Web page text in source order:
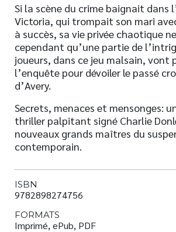
Si la scène du crime baignait dans
Victoria, qui trompait son mari
à succès, sa vie privée chaotique
cependant qu’une partie de
joueurs, dans ce jeu malsain, vont
l’enquête pour dévoiler le passé
d’Avery.
Secrets, menaces et mensonges:
thriller palpitant signé Charlie
nouveaux grands maîtres du
contemporain.
ISBN
9782898274756
FORMATS
Imprimé, ePub, PDF